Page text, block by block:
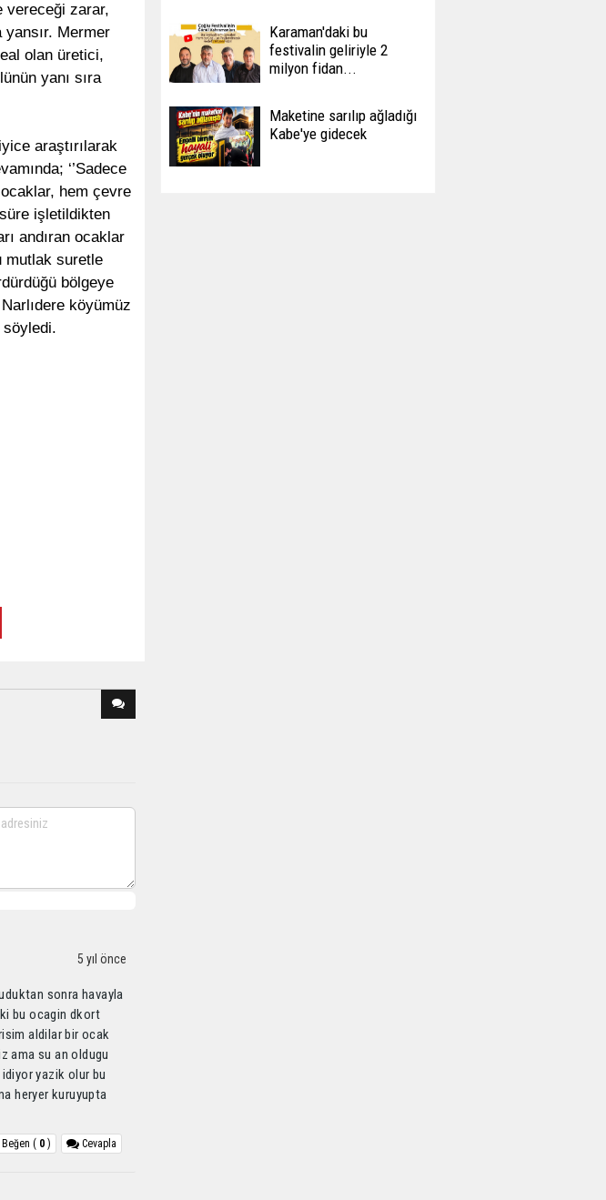
vereceği zarar,
Mermer
olan üretici,
yanı sıra
araştırılarak
‘’Sadece
hem çevre
işletildikten
andıran ocaklar
mutlak suretle
bölgeye
köyümüz
söyledi.
5 yıl önce
sonra havayla
bu ocagin dkort
aldilar bir ocak
ama su an oldugu
yazik olur bu
heryer kuruyupta
Cevapla
Beğen ( 0 )
Karaman'daki bu
festivalin geliriyle 2
milyon fidan...
Maketine sarılıp ağladığı
Kabe'ye gidecek